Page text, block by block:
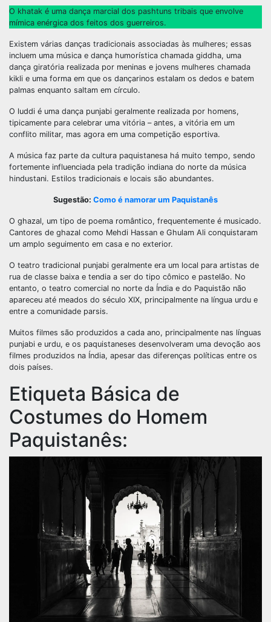
O khatak é uma dança marcial dos pashtuns tribais que envolve
mímica enérgica dos feitos dos guerreiros.
Existem várias danças tradicionais associadas às mulheres; essas
incluem uma música e dança humorística chamada giddha, uma
dança giratória realizada por meninas e jovens mulheres chamada
kikli e uma forma em que os dançarinos estalam os dedos e batem
palmas enquanto saltam em círculo.
O luddi é uma dança punjabi geralmente realizada por homens,
tipicamente para celebrar uma vitória – antes, a vitória em um
conflito militar, mas agora em uma competição esportiva.
A música faz parte da cultura paquistanesa há muito tempo, sendo
fortemente influenciada pela tradição indiana do norte da música
hindustani. Estilos tradicionais e locais são abundantes.
Sugestão: Como é namorar um Paquistanês
O ghazal, um tipo de poema romântico, frequentemente é musicado.
Cantores de ghazal como Mehdi Hassan e Ghulam Ali conquistaram
um amplo seguimento em casa e no exterior.
O teatro tradicional punjabi geralmente era um local para artistas de
rua de classe baixa e tendia a ser do tipo cômico e pastelão. No
entanto, o teatro comercial no norte da Índia e do Paquistão não
apareceu até meados do século XIX, principalmente na língua urdu e
entre a comunidade parsis.
Muitos filmes são produzidos a cada ano, principalmente nas línguas
punjabi e urdu, e os paquistaneses desenvolveram uma devoção aos
filmes produzidos na Índia, apesar das diferenças políticas entre os
dois países.
Etiqueta Básica de
Costumes do Homem
Paquistanês: